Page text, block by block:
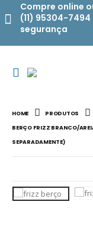
Compre online
(11) 95304-
segurança
HOME PRODUTOS
BERÇO FRIZZ BRANCO/
SEPARADAMENTE)